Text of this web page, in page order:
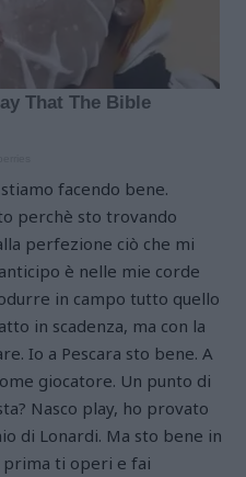
facendo bene.
perchè sto trovando
perfezione ciò che mi
è nelle mie corde
in campo tutto quello
in scadenza, ma con la
Io a Pescara sto bene. A
giocatore. Un punto di
Nasco play, ho provato
di Lonardi. Ma sto bene in
prima ti operi e fai